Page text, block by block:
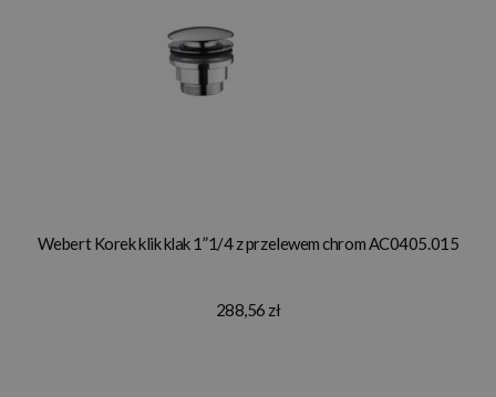
Webert Korek klik klak 1”1/4 z przelewem chrom AC0405.015
288,56 zł